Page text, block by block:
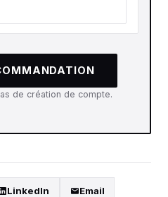
de création de compte.
LinkedIn Email